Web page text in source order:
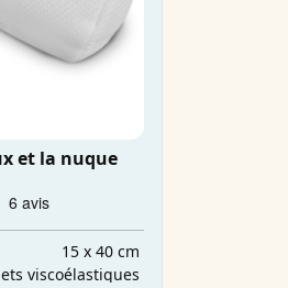
et la nuque
15 x 40 cm
viscoélastiques